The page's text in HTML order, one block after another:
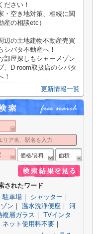
ださい！
・空き地対策、相続に関
産の相談etc）
辺の土地建物不動産売買
シバタ不動産へ！
部屋探しもシャーメゾン
、D-room取扱店のシバタ
！
更新情報一覧
価格/賃料 面積
されたワード
駐車場 ｜ シャッター ｜
ン ｜ 温水洗浄便座 ｜ 河
複層ガラス ｜ TVインタ
ネット使用料不要 ｜